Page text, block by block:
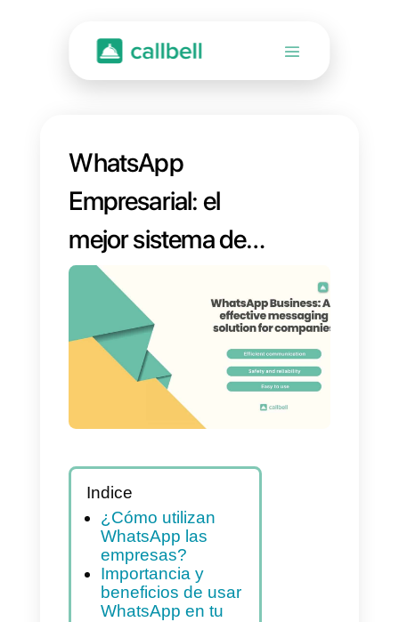
WhatsApp
Empresarial: el
mejor sistema de
mensajería
empresarial eficaz
Indice